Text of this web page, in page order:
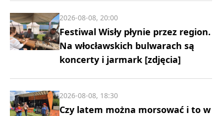
Festiwal Wisły płynie przez region.
Na włocławskich bulwarach są
koncerty i jarmark [zdjęcia]
2026-08-08, 20:00
Czy latem można morsować i to w
2026-08-08, 18:30